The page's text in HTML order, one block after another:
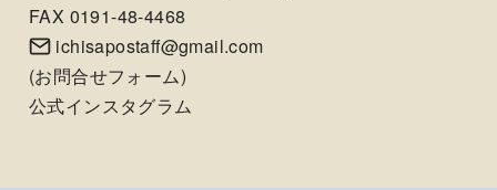
FAX 0191-48-4468
ichisapostaff@gmail.com
(お問合せフォーム)
公式インスタグラム